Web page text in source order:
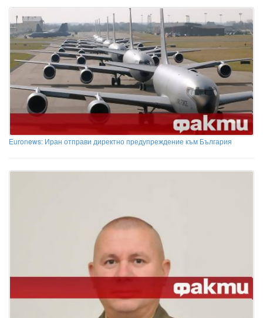
Euronews: Иран отправи директно предупреждение към България